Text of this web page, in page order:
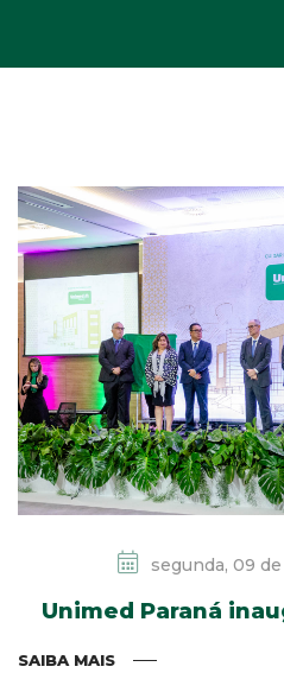
segunda, 09
Unimed Paraná
SAIBA MAIS